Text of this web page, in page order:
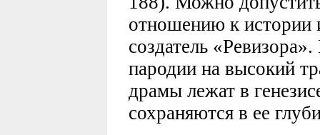
отношению к
создатель
пародии на высокий
драмы лежат в
сохраняются в ее